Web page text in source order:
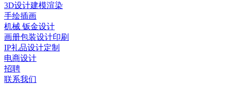
3D设计建模渲染
手绘插画
机械 钣金设计
画册包装设计印刷
IP礼品设计定制
电商设计
招聘
联系我们